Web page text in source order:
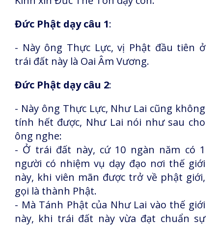
Đức Phật dạy câu 1:
- Này ông Thực Lực, vị Phật đầu tiên ở
trái đất này là Oai Âm Vương.
Đức Phật dạy câu 2:
- Này ông Thực Lực, Như Lai cũng không
tính hết được, Như Lai nói như sau cho
ông nghe:
- Ở trái đất này, cứ 10 ngàn năm có 1
người có nhiệm vụ dạy đạo nơi thế giới
này, khi viên mãn được trở về phật giới,
gọi là thành Phật.
- Mà Tánh Phật của Như Lai vào thế giới
này, khi trái đất này vừa đạt chuẩn sự